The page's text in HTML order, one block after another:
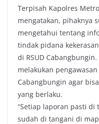
Terpisah Kapolres
mengatakan, pihaknya
mengetahui tentang
tindak pidana
di RSUD
melakukan
Cabangbungin agar
yang berlaku.
“Setiap laporan pasti
sudah di tangani di